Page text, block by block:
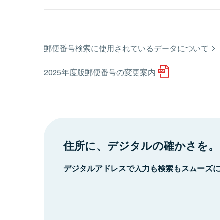
郵便番号検索に使用されているデータについて
2025年度版郵便番号の変更案内
住所に、デジタルの確かさを。
デジタルアドレスで入力も検索もスムーズ